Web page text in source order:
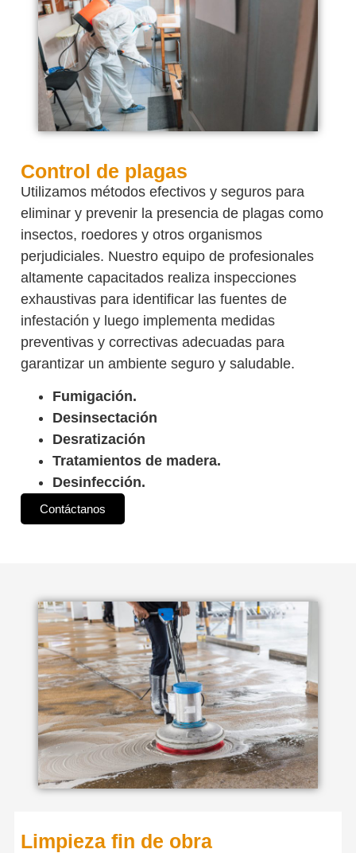
Control de plagas
Utilizamos métodos efectivos y seguros para
eliminar y prevenir la presencia de plagas como
insectos, roedores y otros organismos
perjudiciales. Nuestro equipo de profesionales
altamente capacitados realiza inspecciones
exhaustivas para identificar las fuentes de
infestación y luego implementa medidas
preventivas y correctivas adecuadas para
garantizar un ambiente seguro y saludable.
Fumigación.
Desinsectación
Desratización
Tratamientos de madera.
Desinfección.
Contáctanos
Limpieza fin de obra